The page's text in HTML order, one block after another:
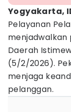
Yogyakarta,
Pelayanan
menjadwalkan
Daerah
(5/2/2026).
menjaga
pelanggan.